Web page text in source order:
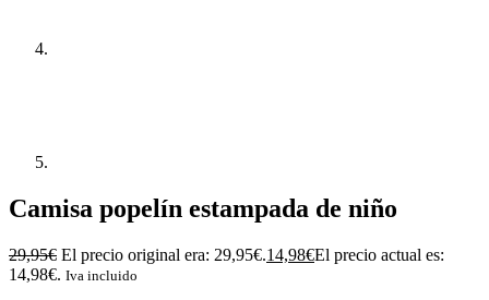
Camisa popelín estampada de niño
29,95€ El precio original era: 29,95€.14,98€El precio actual es:
14,98€. Iva incluido